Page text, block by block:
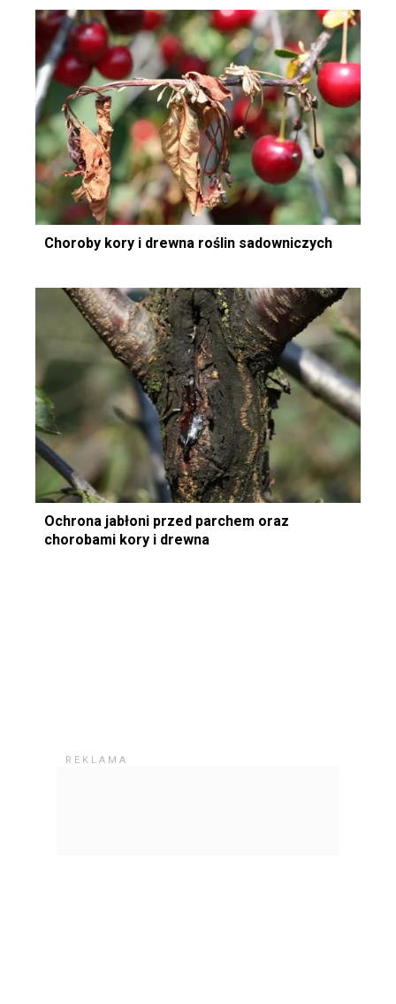
Choroby kory i drewna roślin sadowniczych
Ochrona jabłoni przed parchem oraz
chorobami kory i drewna